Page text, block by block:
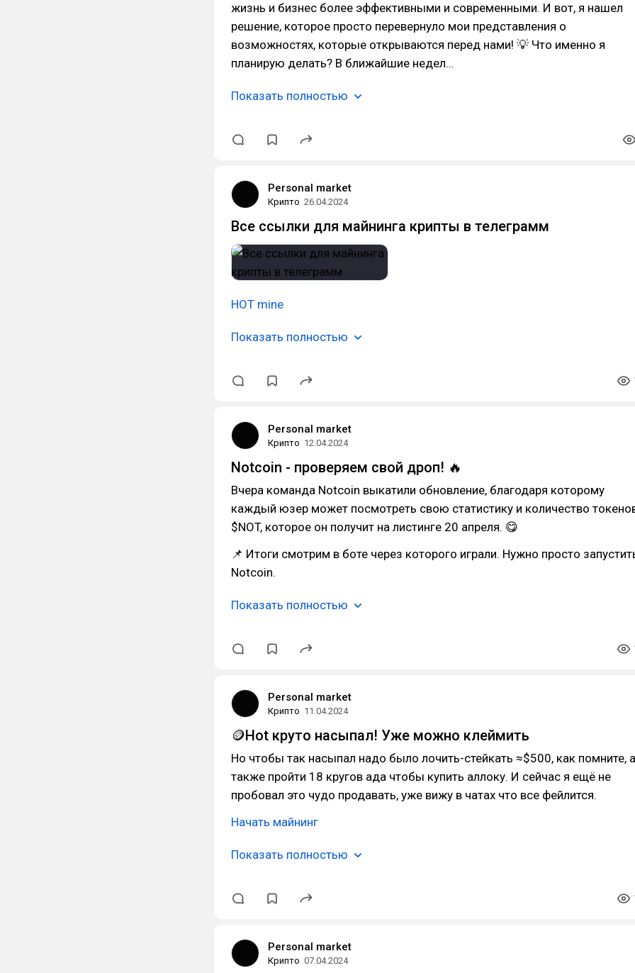
жизнь и бизнес более эффективными и современными. И вот, я нашел
решение, которое просто перевернуло мои представления о
возможностях, которые открываются перед нами! 💡 Что именно я
планирую делать? В ближайшие недел…
Показать полностью
Personal market
Крипто 26.04.2024
Все ссылки для майнинга крипты в телеграмм
HOT mine
Показать полностью
Personal market
Крипто 12.04.2024
Notcoin - проверяем свой дроп! 🔥
Вчера команда Notcoin выкатили обновление, благодаря которому
каждый юзер может посмотреть свою статистику и количество
$NOT, которое он получит на листинге 20 апреля. 😋
📌 Итоги смотрим в боте через которого играли. Нужно просто
Notcoin.
Показать полностью
Personal market
Крипто 11.04.2024
🪙Hot круто насыпал! Уже можно клеймить
Но чтобы так насыпал надо было лочить-стейкать ≈$500, как помните, а
также пройти 18 кругов ада чтобы купить аллоку. И сейчас я ещё не
пробовал это чудо продавать, уже вижу в чатах что все фейлится.
Начать майнинг
Показать полностью
Personal market
Крипто 07.04.2024